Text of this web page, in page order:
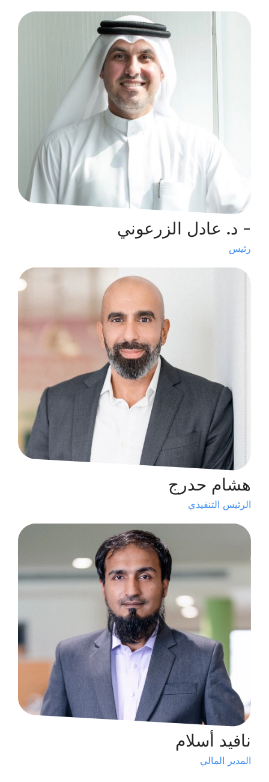
- د. عادل الزرعوني
رئيس
هشام حدرج
الرئيس التنفيذي
نافيد أسلام
المدير المالي